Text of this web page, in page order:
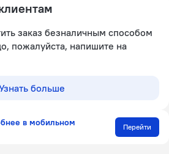
заказ безналичным способом
пожалуйста, напишите на
больше
в мобильном
Перейти